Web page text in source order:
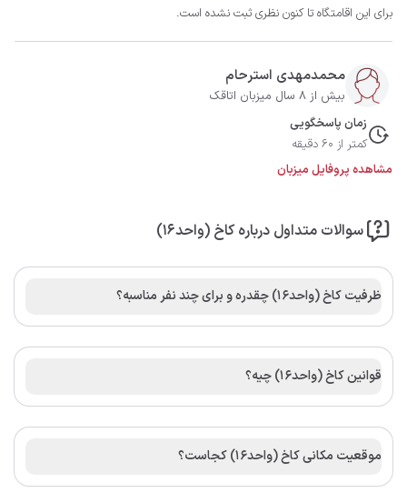
برای این اقامتگاه تا کنون نظری ثبت نشده است.
محمدمهدی استرحام
بیش از 8 سال میزبان اتاقک
زمان پاسخگویی
کمتر از 60 دقیقه
مشاهده پروفایل میزبان
سوالات متداول درباره کاخ (واحد۱۶)
ظرفیت کاخ (واحد۱۶) چقدره و برای چند نفر مناسبه؟
قوانین کاخ (واحد۱۶) چیه؟
موقعیت مکانی کاخ (واحد۱۶) کجاست؟